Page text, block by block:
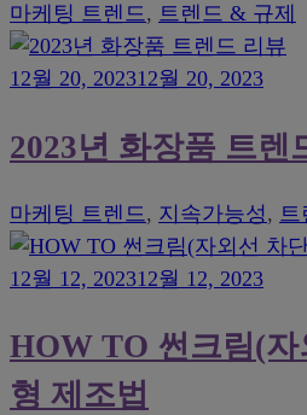
마케팅 트렌드, 트렌드 & 규제
12월 20, 202312월 20, 2023
2023년 화장품 트렌
마케팅 트렌드 , 지속가능성 ,
12월 12, 202312월 12, 2023
HOW TO 썬크림(자
형 제조법